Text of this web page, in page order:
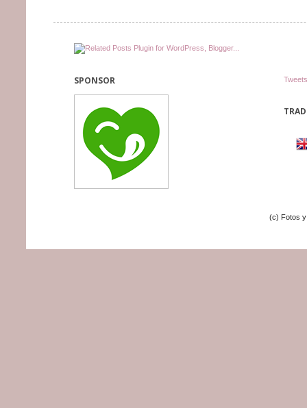
SPONSOR
(c) Fotos